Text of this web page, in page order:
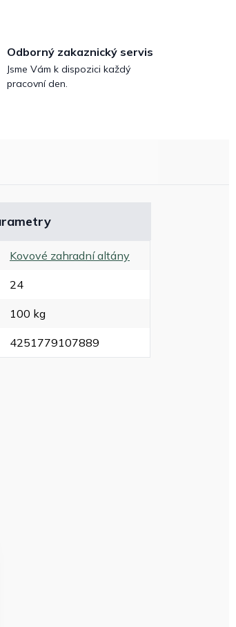
Odborný zakaznický servis
Jsme Vám k dispozici každý
pracovní den.
Kovové zahradní altány
24
100 kg
4251779107889